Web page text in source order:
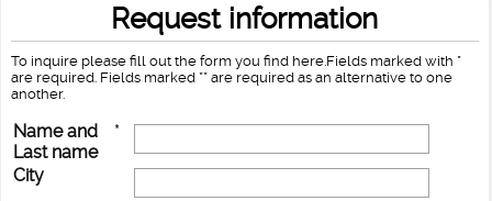
Request information
To inquire please fill out the form you find here.Fields marked with *
are required. Fields marked ** are required as an alternative to one
another.
Name and
Last name
*
City